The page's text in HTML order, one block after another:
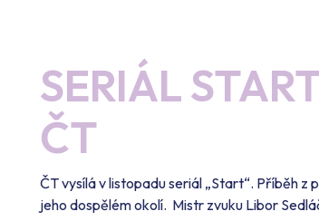
SERIÁL
ČT
ČT vysílá v listopadu seriál „Start“. Příběh
jeho dospělém okolí. Mistr zvuku Libor